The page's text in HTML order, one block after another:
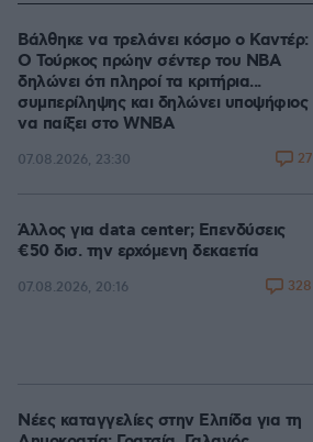
Βάλθηκε να τρελάνει κόσμο ο Καντέρ:
Ο Τούρκος πρώην σέντερ του NBA
δηλώνει ότι πληροί τα κριτήρια...
συμπερίληψης και δηλώνει υποψήφιος
να παίξει στο WNBA
07.08.2026, 23:30 27
Άλλος για data center; Επενδύσεις
€50 δισ. την ερχόμενη δεκαετία
07.08.2026, 20:16 328
Νέες καταγγελίες στην Ελπίδα για τη